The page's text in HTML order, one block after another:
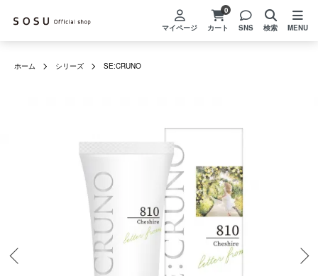
マイページ
0
カート
SNS 検索 MENU
ホーム シリーズ SE:CRUNO